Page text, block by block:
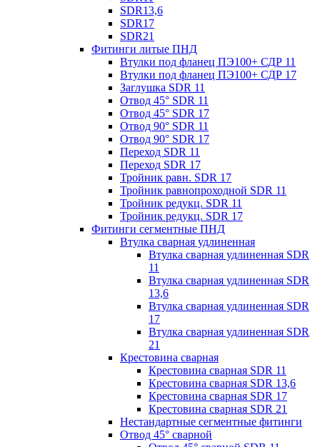
SDR13,6
SDR17
SDR21
Фитинги литые ПНД
Втулки под фланец ПЭ100+ СДР 11
Втулки под фланец ПЭ100+ СДР 17
Заглушка SDR 11
Отвод 45° SDR 11
Отвод 45° SDR 17
Отвод 90° SDR 11
Отвод 90° SDR 17
Переход SDR 11
Переход SDR 17
Тройник равн. SDR 17
Тройник равнопроходной SDR 11
Тройник редукц. SDR 11
Тройник редукц. SDR 17
Фитинги сегментные ПНД
Втулка сварная удлиненная
Втулка сварная удлиненная SDR
11
Втулка сварная удлиненная SDR
13,6
Втулка сварная удлиненная SDR
17
Втулка сварная удлиненная SDR
21
Крестовина сварная
Крестовина сварная SDR 11
Крестовина сварная SDR 13,6
Крестовина сварная SDR 17
Крестовина сварная SDR 21
Нестандартные сегментные фитинги
Отвод 45° сварной